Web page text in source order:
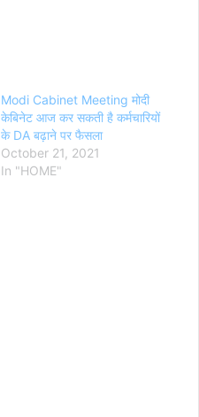
Modi Cabinet Meeting मोदी
केबिनेट आज कर सकती है कर्मचारियों
के DA बढ़ाने पर फैसला
October 21, 2021
In "HOME"